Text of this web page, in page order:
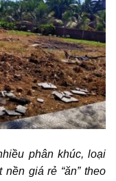
phân khúc, loại
giá rẻ “ăn” theo